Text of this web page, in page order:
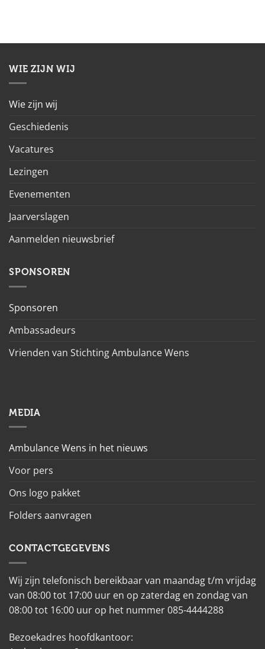
WIE ZIJN WIJ
Wie zijn wij
Geschiedenis
Vacatures
Lezingen
Evenementen
Jaarverslagen
Aanmelden nieuwsbrief
SPONSOREN
Sponsoren
Ambassadeurs
Vrienden van Stichting Ambulance Wens
MEDIA
Ambulance Wens in het nieuws
Voor pers
Ons logo pakket
Folders aanvragen
CONTACTGEGEVENS
Wij zijn telefonisch bereikbaar van maandag t/m vrijdag
van 08:00 tot 17:00 uur en op zaterdag en zondag van
08:00 tot 16:00 uur op het nummer 085-4444288
Bezoekadres hoofdkantoor: